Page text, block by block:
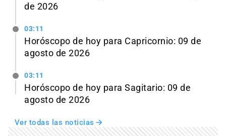
de 2026
03:11
Horóscopo de hoy para Capricornio: 09 de
agosto de 2026
03:11
Horóscopo de hoy para Sagitario: 09 de
agosto de 2026
Ver todas las noticias